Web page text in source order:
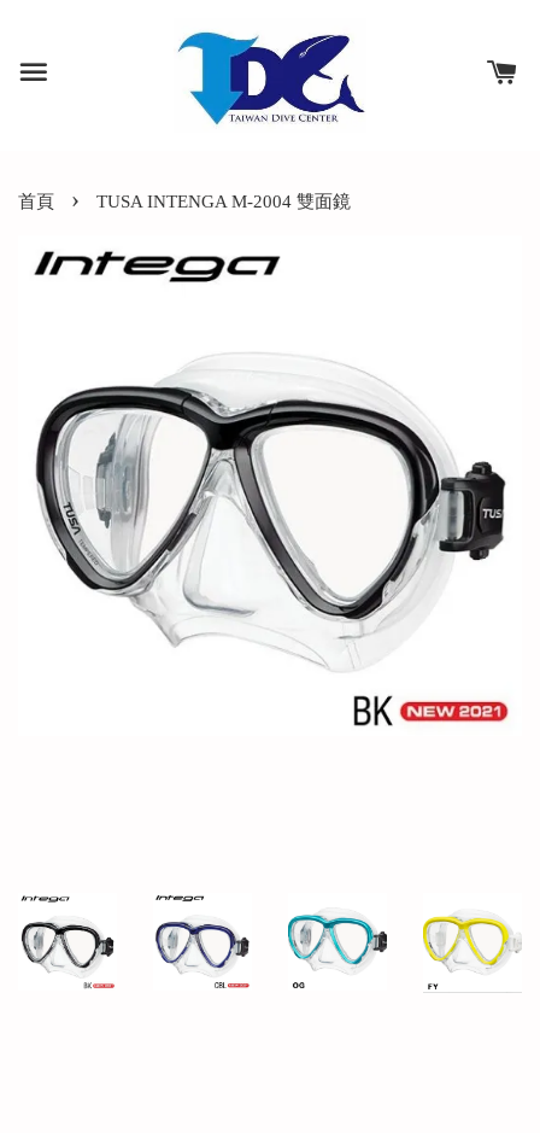
首頁 › TUSA INTENGA M-2004 雙面鏡